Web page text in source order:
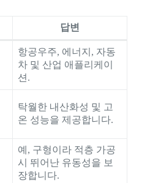
답변
항공우주, 에너지, 자동
차 및 산업 애플리케이
션.
탁월한 내산화성 및 고
온 성능을 제공합니다.
예, 구형이라 적층 가공
시 뛰어난 유동성을 보
장합니다.